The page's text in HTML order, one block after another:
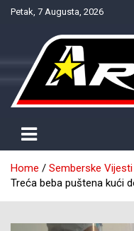
SkipPetak, 7 Augusta, 2026
NTV Arena
Home
Semberske Vijesti
Treća beba puštena kući